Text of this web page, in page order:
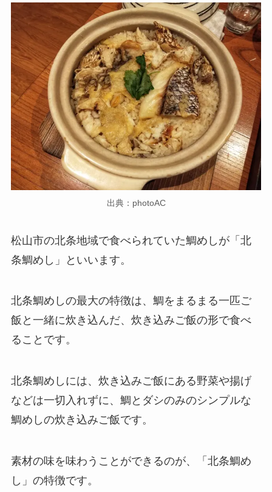
出典：photoAC
松山市の北条地域で食べられていた鯛めしが「北
条鯛めし」といいます。
北条鯛めしの最大の特徴は、鯛をまるまる一匹ご
飯と一緒に炊き込んだ、炊き込みご飯の形で食べ
ることです。
北条鯛めしには、炊き込みご飯にある野菜や揚げ
などは一切入れずに、鯛とダシのみのシンプルな
鯛めしの炊き込みご飯です。
素材の味を味わうことができるのが、「北条鯛め
し」の特徴です。